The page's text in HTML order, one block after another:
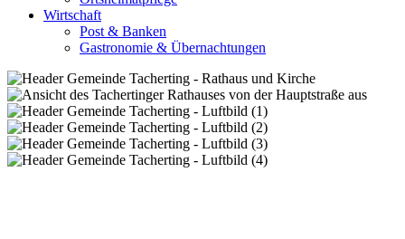
Wirtschaft
Post & Banken
Gastronomie & Übernachtungen